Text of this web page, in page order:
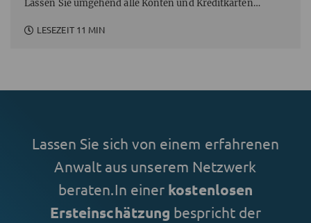
Lassen Sie umgehend alle Konten und Kreditkarten
denen Sie auf Ihr Online-Banking zugreifen und ändern
LESEZEIT 11 MIN
Lassen Sie sich von einem erfahrenen
Anwalt aus unserem Netzwerk
beraten.In einer kostenlosen
Ersteinschätzung bespricht der